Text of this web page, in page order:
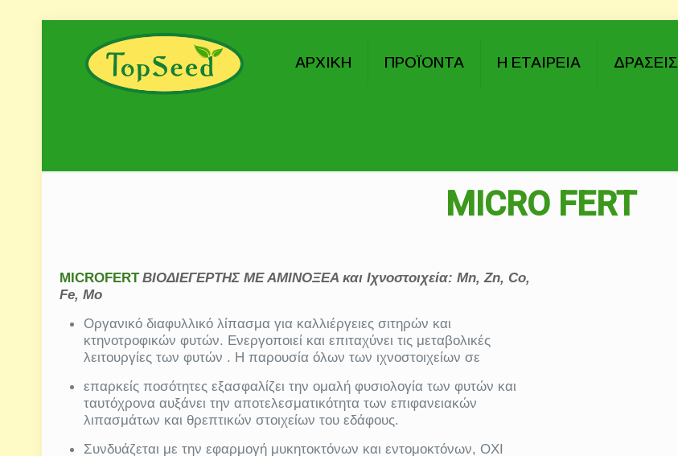
ΑΡΧΙΚΗ ΠΡΟΪΟΝΤΑ Η ΕΤΑΙΡΕΙΑ ΔΡΑΣΕΙΣ
MICRO FERT
MICROFERT ΒΙΟΔΙΕΓΕΡΤΗΣ ΜΕ ΑΜΙΝΟΞΕΑ και Ιχνοστοιχεία: Μn,Zn, Co,
Fe, Mo
Οργανικό διαφυλλικό λίπασμα για καλλιέργειες σιτηρών και
κτηνοτροφικών φυτών. Ενεργοποιεί και επιταχύνει τις μεταβολικές
λειτουργίες των φυτών . Η παρουσία όλων των ιχνοστοιχείων σε
επαρκείς ποσότητες εξασφαλίζει την ομαλή φυσιολογία των φυτών και
ταυτόχρονα αυξάνει την αποτελεσματικότητα των επιφανειακών
λιπασμάτων και θρεπτικών στοιχείων του εδάφους.
Συνδυάζεται με την εφαρμογή μυκητοκτόνων και εντομοκτόνων, ΟΧΙ